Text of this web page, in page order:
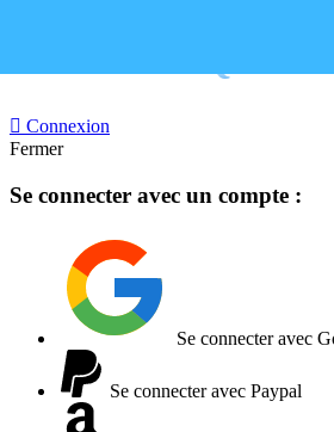
 Connexion
Fermer
Se connecter avec un compte :
Se connecter avec
Se connecter avec Paypal